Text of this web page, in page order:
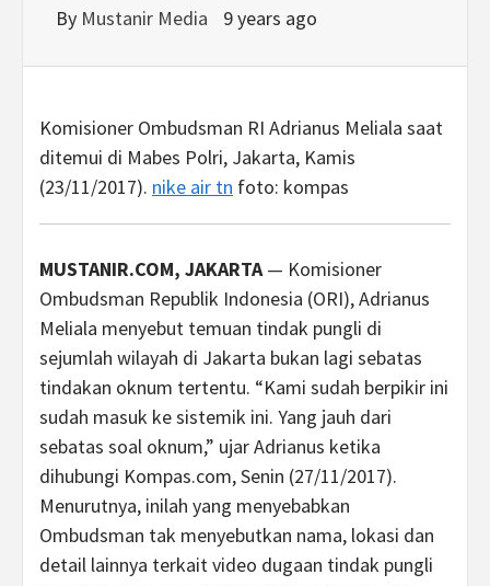
By Mustanir Media 9 years ago
Komisioner Ombudsman RI Adrianus Meliala saat
ditemui di Mabes Polri, Jakarta, Kamis
(23/11/2017). nike air tn foto: kompas
MUSTANIR.COM, JAKARTA— Komisioner
Ombudsman Republik Indonesia (ORI), Adrianus
Meliala menyebut temuan tindak pungli di
sejumlah wilayah di Jakarta bukan lagi sebatas
tindakan oknum tertentu. “Kami sudah berpikir ini
sudah masuk ke sistemik ini. Yang jauh dari
sebatas soal oknum,” ujar Adrianus ketika
dihubungi Kompas.com, Senin (27/11/2017).
Menurutnya, inilah yang menyebabkan
Ombudsman tak menyebutkan nama, lokasi dan
detail lainnya terkait video dugaan tindak pungli